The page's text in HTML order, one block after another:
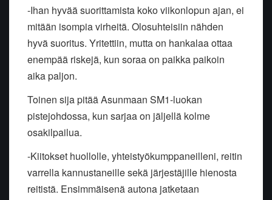
-Ihan hyvää suorittamista koko viikonlopun ajan, ei
mitään isompia virheitä. Olosuhteisiin nähden
hyvä suoritus. Yritettiin, mutta on hankalaa ottaa
enempää riskejä, kun soraa on paikka paikoin
aika paljon.
Toinen sija pitää Asunmaan SM1-luokan
pistejohdossa, kun sarjaa on jäljellä kolme
osakilpailua.
-Kiitokset huollolle, yhteistyökumppaneilleni, reitin
varrella kannustaneille sekä järjestäjille hienosta
reitistä. Ensimmäisenä autona jatketaan